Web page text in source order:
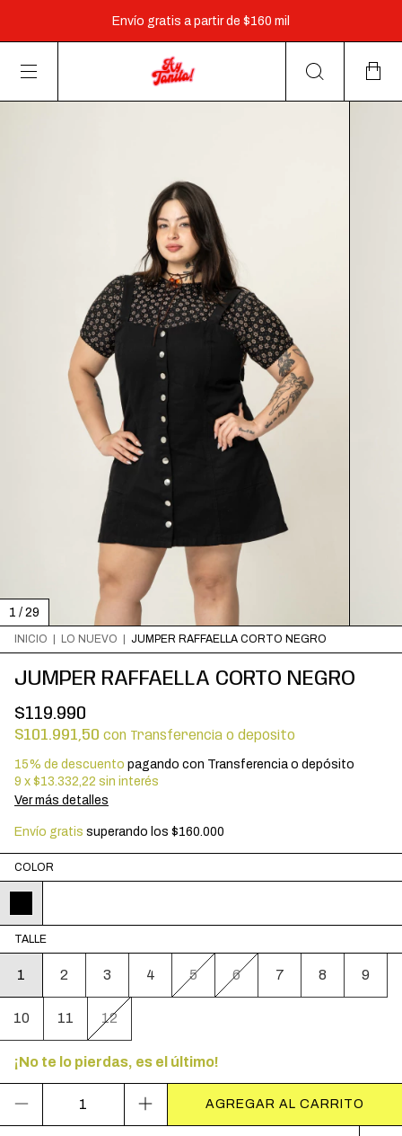
Envío gratis a partir de $160 mil
3 cuotas sin interés a partir de $60.000 y 6 cuotas a partir
de $160.000
1 / 29
INICIO | LO NUEVO | JUMPER RAFFAELLA CORTO NEGRO
JUMPER RAFFAELLA CORTO NEGRO
$119.990
$101.991,50 con Transferencia o depósito
15% de descuento pagando con Transferencia o depósito
9 x $13.332,22 sin interés
Ver más detalles
Envío gratis superando los $160.000
COLOR
TALLE
1 2 3 4 5 6 7 8 9
10 11 12
¡No te lo pierdas, es el último!